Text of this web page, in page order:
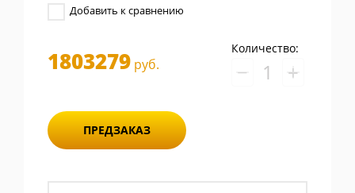
Добавить к сравнению
1803279 руб.
Количество:
− +
ПРЕДЗАКАЗ